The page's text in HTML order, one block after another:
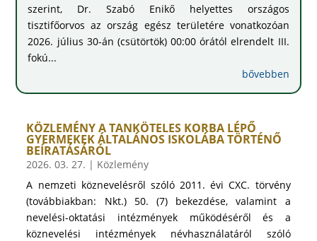
szerint, Dr. Szabó Enikő helyettes országos
tisztifőorvos az ország egész területére vonatkozóan
2026. július 30-án (csütörtök) 00:00 órától elrendelt III.
fokú...
bővebben
KÖZLEMÉNY A TANKÖTELES KORBA LÉPŐ
GYERMEKEK ÁLTALÁNOS ISKOLÁBA TÖRTÉNŐ
BEÍRATÁSÁRÓL
2026. 03. 27. | Közlemény
A nemzeti köznevelésről szóló 2011. évi CXC. törvény
(továbbiakban: Nkt.) 50. (7) bekezdése, valamint a
nevelési-oktatási intézmények működéséről és a
köznevelési intézmények névhasználatáról szóló